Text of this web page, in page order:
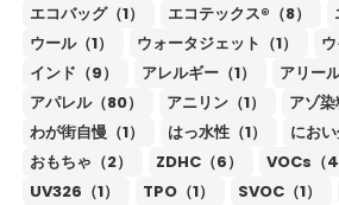
エコバッグ（1）
エコテックス®（8）
ウール（1）
ウォータジェット（1）
インド（9）
アレルギー（1）
アリー
アパレル（80）
アニリン（1）
アゾ染
わが街自慢（1）
はっ水性（1）
におい
おもちゃ（2）
ZDHC（6） VOCs（4
UV326（1）
TPO（1） SVOC（1）